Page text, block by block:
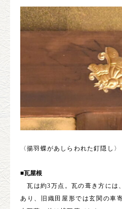
〈揚羽蝶があしらわれた釘隠し〉
■瓦屋根
瓦は約3万点。瓦の葺き方には
あり、旧織田屋形では玄関の車